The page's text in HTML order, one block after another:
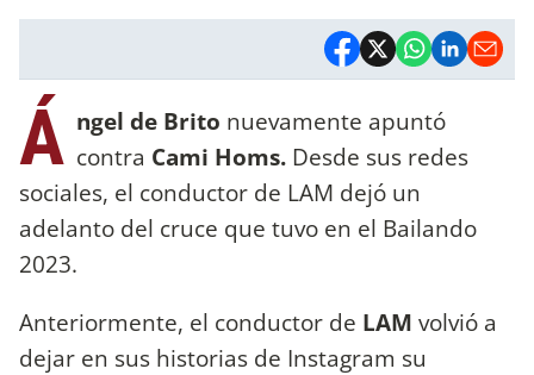
Á ngel de Brito nuevamente apuntó
contra Cami Homs. Desde sus redes
sociales, el conductor de LAM dejó un
adelanto del cruce que tuvo en el Bailando
2023.
Anteriormente, el conductor de LAM volvió a
dejar en sus historias de Instagram su